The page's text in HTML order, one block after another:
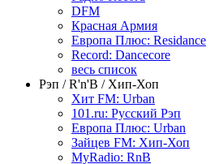
DFM
Красная Армия
Европа Плюс: Residance
Record: Dancecore
весь список
Рэп / R'n'B / Хип-Хоп
Хит FM: Urban
101.ru: Русский Рэп
Европа Плюс: Urban
Зайцев FM: Хип-Хоп
MyRadio: RnB